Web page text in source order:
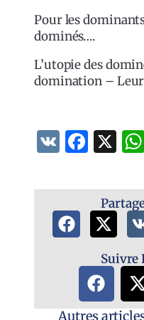
Pour les
dominés….
L’utopie des
domination –
VK X
Suivre
Autres